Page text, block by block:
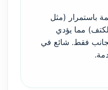
باستمرار (مثل
مما يؤدي
فقط. شائع في